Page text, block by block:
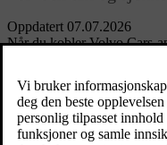
Oppdatert 07.07.2026
Når du kobler Volvo Cars-